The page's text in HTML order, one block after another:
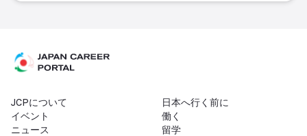
JCPについて
イベント
ニュース
日本へ行く前に
働く
留学